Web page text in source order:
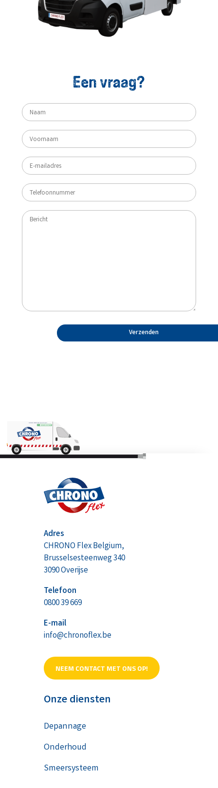
Een vraag?
Adres
CHRONO Flex Belgium,
Brusselsesteenweg 340
3090 Overijse
Telefoon
0800 39 669
E-mail
info@chronoflex.be
NEEM CONTACT MET ONS OP!
Onze diensten
Depannage
Onderhoud
Smeersysteem